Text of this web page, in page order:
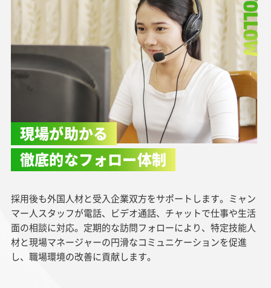
現場が助かる
徹底的なフォロー体制
採用後も外国人材と受入企業双方をサポートします。ミャン
マー人スタッフが電話、ビデオ通話、チャットで仕事や生活
面の相談に対応。定期的な訪問フォローにより、特定技能人
材と現場マネージャーの円滑なコミュニケーションを促進
し、職場環境の改善に貢献します。